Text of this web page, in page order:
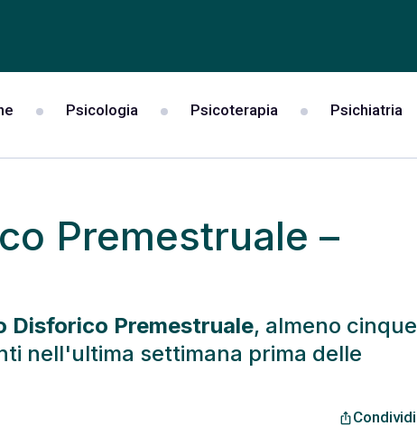
Psicologia Psicoterapia Psichiatria
Premestruale –
Disforico Premestruale, almeno cinque
nell'ultima settimana prima delle
ios_shareCondividi